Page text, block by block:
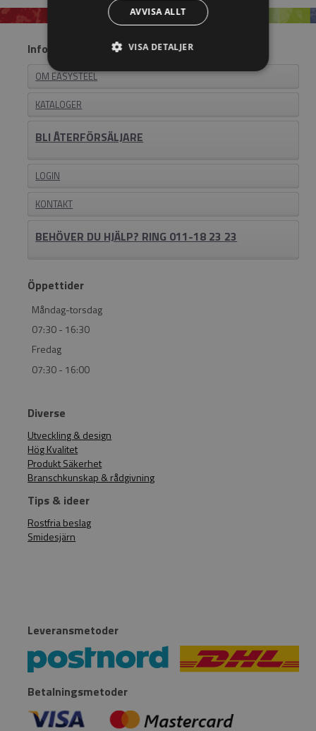
Information
OM EASYSTEEL
KATALOGER
BLI ÅTERFÖRSÄLJARE
LOGIN
KONTAKT
BEHÖVER DU HJÄLP? RING 011-18 23 23
Öppettider
Måndag-torsdag
07:30 - 16:30
Fredag
07:30 - 16:00
Diverse
Utveckling & design
Hög Kvalitet
Produkt Säkerhet
Branschkunskap & rådgivning
Tips & ideer
Rostfria beslag
Smidesjärn
Leveransmetoder
Betalningsmetoder
AVVISA ALLT
VISA DETALJER